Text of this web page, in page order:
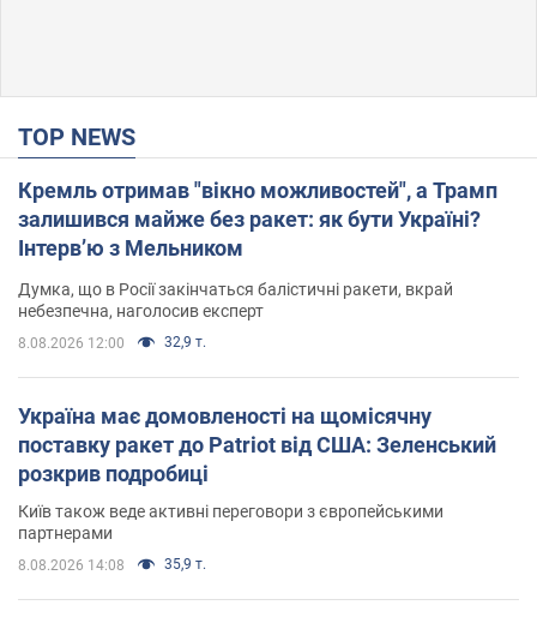
TOP NEWS
Кремль отримав "вікно можливостей", а Трамп
залишився майже без ракет: як бути Україні?
Інтерв’ю з Мельником
Думка, що в Росії закінчаться балістичні ракети, вкрай
небезпечна, наголосив експерт
8.08.2026 12:00 32,9 т.
Україна має домовленості на щомісячну
поставку ракет до Patriot від США: Зеленський
розкрив подробиці
Київ також веде активні переговори з європейськими
партнерами
8.08.2026 14:08 35,9 т.